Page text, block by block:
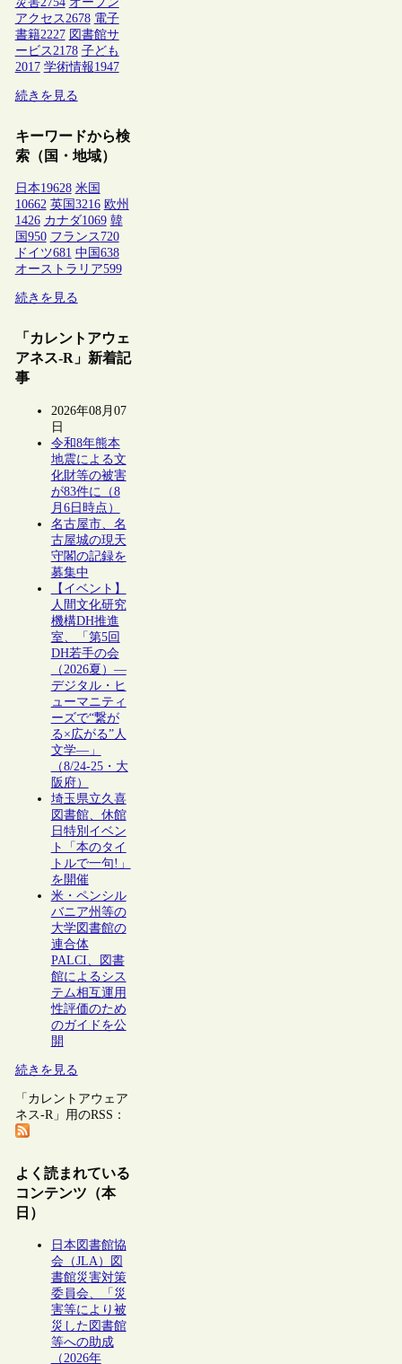
アクセス 2678 電子
書籍2227 図書館サ
ービス 2178 子ども
2017 学術情報1947
続きを見る
キーワードから検
索（国・地域）
日本19628 米国
10662 英国 3216 欧州
1426 カナダ1069 韓
国 950 フランス 720
ドイツ681 中国 638
オーストラリア599
続きを見る
「カレントアウェ
アネス-R」新着記
事
2026年08月07
日
令和8年熊本
地震による文
化財等の被害
が83件に（8
月6日時点）
名古屋市、名
古屋城の現天
守閣の記録を
募集中
【イベント】
人間文化研究
機構DH推進
室、「第5回
DH若手の会
（2026夏）―
デジタル・ヒ
ューマニティ
ーズで“繋が
る×広がる”人
文学―」
（8/24-25・大
阪府）
埼玉県立久喜
図書館、休館
日特別イベン
ト「本のタイ
トルで一句!」
を開催
米・ペンシル
バニア州等の
大学図書館の
連合体
PALCI、図書
館によるシス
テム相互運用
性評価のため
のガイドを公
開
続きを見る
「カレントアウェア
ネス-R」用のRSS：
よく読まれている
コンテンツ（本
日）
日本図書館協
会（JLA）図
書館災害対策
委員会、「災
害等により被
災した図書館
等への助成
（2026年